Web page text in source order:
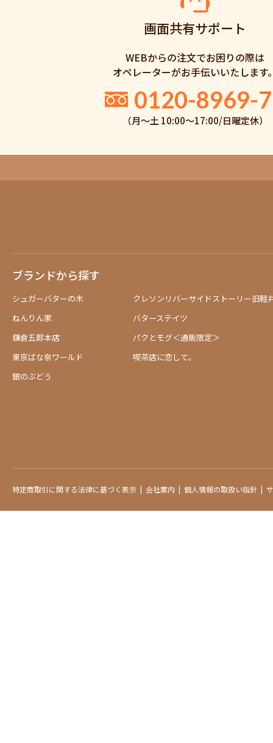
画面共有サポート
WEBからの注文でお困りの際は
オペレーターがお手伝いいたします
0120-8969-
（月〜土 10:00〜17:00/日曜定休）
ブランドから探す
シュガーバターの木
ねんりん家
鎌倉五郎本店
東京ばな奈ワールド
銀のぶどう
クレソンリバーサイドストーリー旧軽
バターステイツ
パクとモグ＜通販限定＞
喫茶店に恋して。
特定商取引に関する法律に基づく表示 会社案内 個人情報の取扱い指針